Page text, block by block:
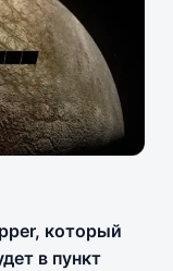
который
в пункт